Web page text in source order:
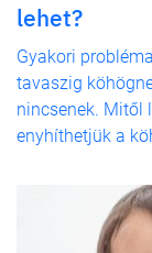
lehet?
Gyakori
tavaszig
nincsenek. Mitől
enyhíthetjük a